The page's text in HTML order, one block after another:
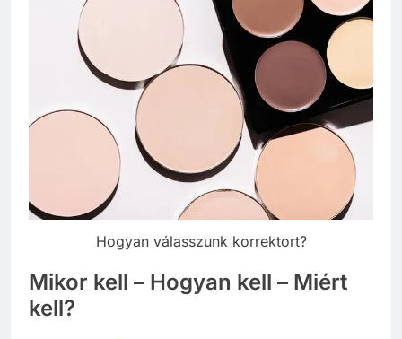
Hogyan válasszunk korrektort?
Mikor kell – Hogyan kell – Miért
kell?